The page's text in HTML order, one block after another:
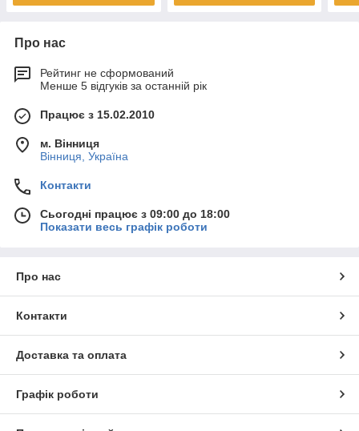
Про нас
Рейтинг не сформований
Менше 5 відгуків за останній рік
Працює з 15.02.2010
м. Вінниця
Вінниця, Україна
Контакти
Сьогодні працює з 09:00 до 18:00
Показати весь графік роботи
Про нас
Контакти
Доставка та оплата
Графік роботи